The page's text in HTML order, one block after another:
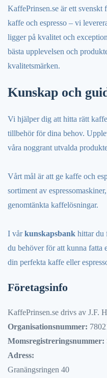
KaffePrinsen.se är ett svenskt
kaffe och espresso – vi
ligger på kvalitet och
bästa upplevelsen och
kvalitetsmärken.
Kunskap och
Vi hjälper dig att hitta rätt
tillbehör för dina behov.
våra noggrant utvalda
Vårt mål är att ge kaffe och
sortiment av
genomtänkta kaffelösningar.
I vårkunskapsbank hittar du
du behöver för att kunna fatta
din perfekta kaffe eller
Företagsinfo
KaffePrinsen.se drivs av J.F.
Organisationsnummer:
Momsregistreringsnummer:
Adress:
Granängsringen 40